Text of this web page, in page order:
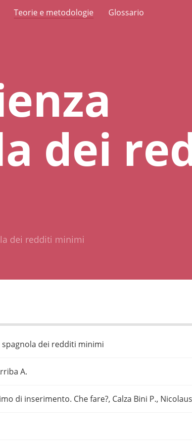
Teorie e metodologie Glossario
dei
dei redditi minimi
spagnola dei redditi minimi
A.
di inserimento. Che fare?, Calza Bini P.,